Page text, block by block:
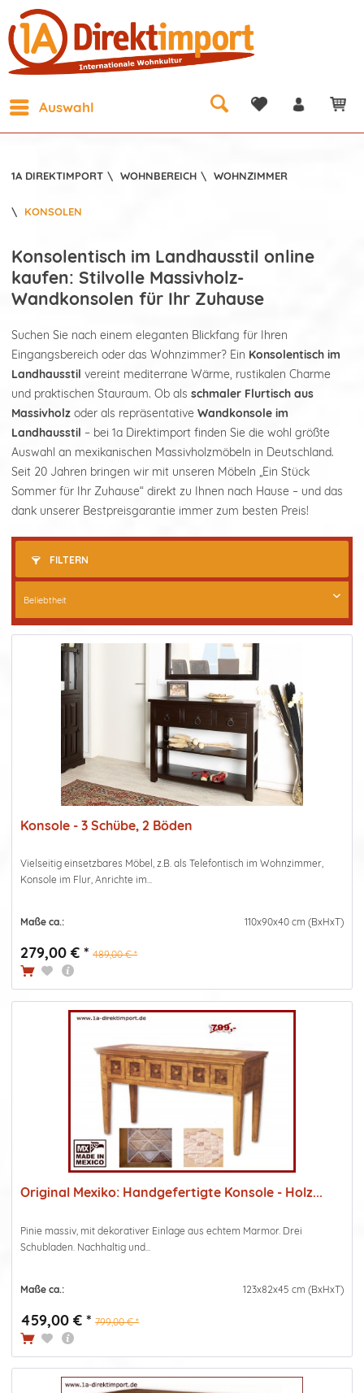
Auswahl
1A DIREKTIMPORT \ WOHNBEREICH \ WOHNZIMMER
\ KONSOLEN
Konsolentisch im Landhausstil online
kaufen: Stilvolle Massivholz-
Wandkonsolen für Ihr Zuhause
Suchen Sie nach einem eleganten Blickfang für Ihren
Eingangsbereich oder das Wohnzimmer? Ein Konsolentisch im
Landhausstil vereint mediterrane Wärme, rustikalen Charme
und praktischen Stauraum. Ob als schmaler Flurtisch aus
Massivholz oder als repräsentative Wandkonsole im
Landhausstil – bei 1a Direktimport finden Sie die wohl größte
Auswahl an mexikanischen Massivholzmöbeln in Deutschland.
Seit 20 Jahren bringen wir mit unseren Möbeln „Ein Stück
Sommer für Ihr Zuhause“ direkt zu Ihnen nach Hause – und das
dank unserer Bestpreisgarantie immer zum besten Preis!
FILTERN
Konsole - 3 Schübe, 2 Böden
Vielseitig einsetzbares Möbel, z.B. als Telefontisch im Wohnzimmer,
Konsole im Flur, Anrichte im...
Maße ca.: 110x90x40 cm (BxHxT)
279,00 € * 489,00 € *
Original Mexiko: Handgefertigte Konsole - Holz...
Pinie massiv, mit dekorativer Einlage aus echtem Marmor. Drei
Schubladen. Nachhaltig und...
Maße ca.: 123x82x45 cm (BxHxT)
459,00 € * 799,00 € *